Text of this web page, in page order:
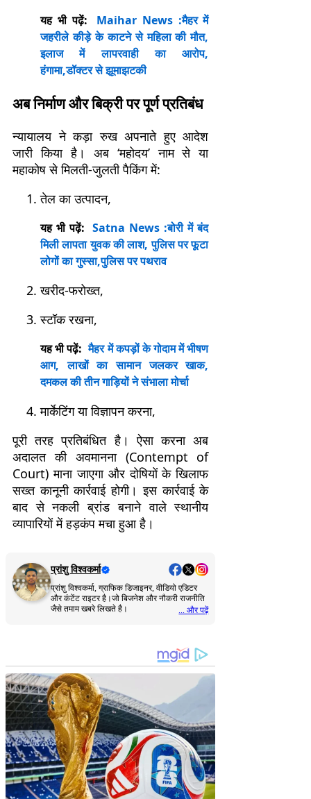
यह भी पढ़ें:
Maihar News :मैहर में
जहरीले कीड़े के काटने से महिला की मौत,
इलाज में लापरवाही का आरोप,
हंगामा,डॉक्टर से झूमाझटकी
अब निर्माण और बिक्री पर पूर्ण प्रतिबंध
न्यायालय ने कड़ा रुख अपनाते हुए आदेश
जारी किया है। अब ‘महोदय’ नाम से या
महाकोष से मिलती-जुलती पैकिंग में:
तेल का उत्पादन,
यह भी पढ़ें: Satna News :बोरी में बंद
मिली लापता युवक की लाश, पुलिस पर फूटा
लोगों का गुस्सा,पुलिस पर पथराव
खरीद-फरोख्त,
स्टॉक रखना,
यह भी पढ़ें: मैहर में कपड़ों के गोदाम में भीषण
आग, लाखों का सामान जलकर खाक,
दमकल की तीन गाड़ियों ने संभाला मोर्चा
मार्केटिंग या विज्ञापन करना,
पूरी तरह प्रतिबंधित है। ऐसा करना अब
अदालत की अवमानना (Contempt of
Court) माना जाएगा और दोषियों के खिलाफ
सख्त कानूनी कार्रवाई होगी। इस कार्रवाई के
बाद से नकली ब्रांड बनाने वाले स्थानीय
व्यापारियों में हड़कंप मचा हुआ है।
प्रांशु विश्वकर्मा
प्रांशु विश्वकर्मा, ग्राफिक डिजाइनर, वीडियो एडिटर
और कंटेंट राइटर है।जो बिजनेश और नौकरी राजनीति
जैसे तमाम खबरे लिखते है।
... और पढ़ें